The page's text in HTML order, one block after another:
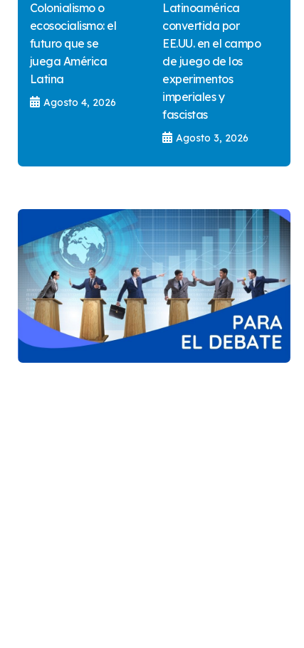
Colonialismo o
ecosocialismo: el
futuro que se
juega América
Latina
Agosto 4, 2026
Latinoamérica
convertida por
EE.UU. en el campo
de juego de los
experimentos
imperiales y
fascistas
Agosto 3, 2026